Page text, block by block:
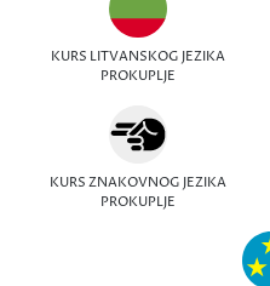
KURS LITVANSKOG JEZIKA
PROKUPLJE
KURS ZNAKOVNOG JEZIKA
PROKUPLJE